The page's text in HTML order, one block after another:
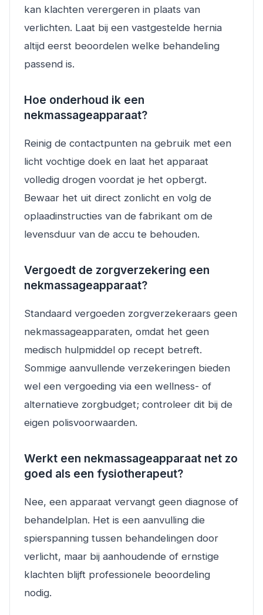
kan klachten verergeren in plaats van
verlichten. Laat bij een vastgestelde hernia
altijd eerst beoordelen welke behandeling
passend is.
Hoe onderhoud ik een
nekmassageapparaat?
Reinig de contactpunten na gebruik met een
licht vochtige doek en laat het apparaat
volledig drogen voordat je het opbergt.
Bewaar het uit direct zonlicht en volg de
oplaadinstructies van de fabrikant om de
levensduur van de accu te behouden.
Vergoedt de zorgverzekering een
nekmassageapparaat?
Standaard vergoeden zorgverzekeraars geen
nekmassageapparaten, omdat het geen
medisch hulpmiddel op recept betreft.
Sommige aanvullende verzekeringen bieden
wel een vergoeding via een wellness- of
alternatieve zorgbudget; controleer dit bij de
eigen polisvoorwaarden.
Werkt een nekmassageapparaat net zo
goed als een fysiotherapeut?
Nee, een apparaat vervangt geen diagnose of
behandelplan. Het is een aanvulling die
spierspanning tussen behandelingen door
verlicht, maar bij aanhoudende of ernstige
klachten blijft professionele beoordeling
nodig.